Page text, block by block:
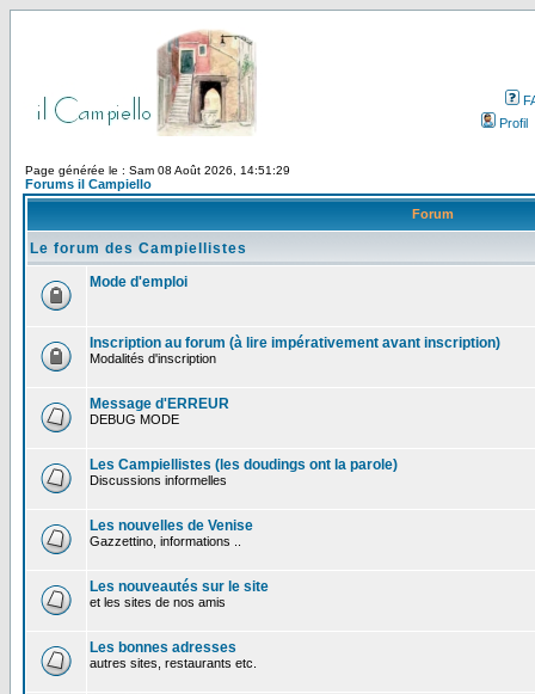
Profil
Page générée le : Sam 08 Août 2026, 14:51:29
Forums il Campiello
Forum
Le forum des Campiellistes
Mode d'emploi
Inscription au forum (à lire impérativement avant inscription)
Modalités d'inscription
Message d'ERREUR
DEBUG MODE
Les Campiellistes (les doudings ont la parole)
Discussions informelles
Les nouvelles de Venise
Gazzettino, informations ..
Les nouveautés sur le site
et les sites de nos amis
Les bonnes adresses
autres sites, restaurants etc.